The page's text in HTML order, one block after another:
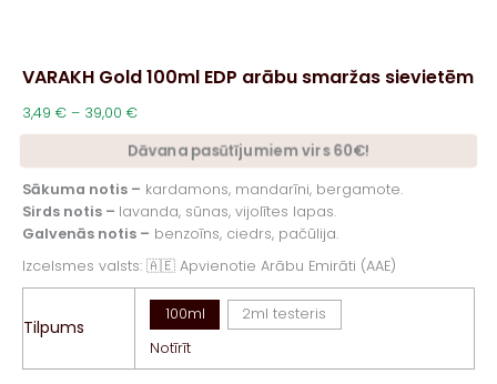
VARAKH Gold 100ml EDP arābu smaržas sievietēm
3,49 € – 39,00 €Price
range:
3,49 €
39,00 €
Dāvana pasūtījumiem virs 60€!
Sākuma notis – kardamons, mandarīni, bergamote.
Sirds notis – lavanda, sūnas, vijolītes lapas.
Galvenās notis – benzoīns, ciedrs, pačūlija.
Izcelsmes valsts: 🇦🇪 Apvienotie Arābu Emirāti (AAE)
Tilpums
100ml
2ml testeris
Notīrīt